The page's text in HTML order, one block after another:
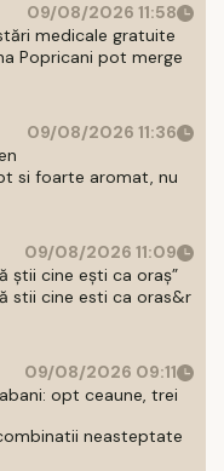
09/08/2026 11:58
medicale gratuite
Popricani pot merge
09/08/2026 11:36
si foarte aromat, nu
09/08/2026 11:09
știi cine ești ca oraș”
stii cine esti ca oras&r
09/08/2026 09:11
opt ceaune, trei
neasteptate